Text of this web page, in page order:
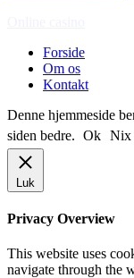
Forside
Om os
Kontakt
Denne hjemmeside
siden bedre. Ok Nix
Luk
Privacy Overview
This website uses
navigate through the